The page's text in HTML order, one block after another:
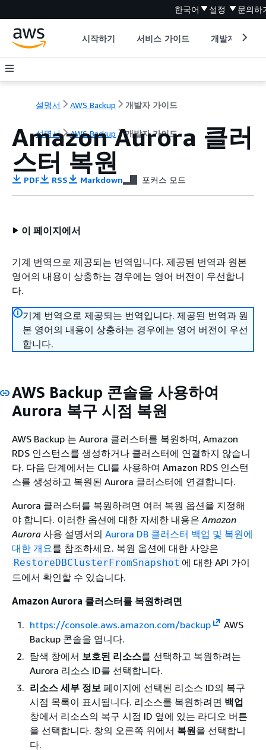
한국어 설정 문의하
시작하기 서비스 가이드 개발자 도구
설명서 AWS Backup 개발자 가이드
설명서 AWS Backup 개발자 가이드
Amazon Aurora 클러
스터 복원
PDF RSS Markdown 포커스 모드
이 페이지에서
기계 번역으로 제공되는 번역입니다. 제공된 번역과 원본
영어의 내용이 상충하는 경우에는 영어 버전이 우선합니
다.
기계 번역으로 제공되는 번역입니다. 제공된 번역과 원
본 영어의 내용이 상충하는 경우에는 영어 버전이 우선
합니다.
AWS Backup 콘솔을 사용하여
Aurora 복구 시점 복원
AWS Backup 는 Aurora 클러스터를 복원하며, Amazon
RDS 인스턴스를 생성하거나 클러스터에 연결하지 않습니
다. 다음 단계에서는 CLI를 사용하여 Amazon RDS 인스턴
스를 생성하고 복원된 Aurora 클러스터에 연결합니다.
Aurora 클러스터를 복원하려면 여러 복원 옵션을 지정해
야 합니다. 이러한 옵션에 대한 자세한 내용은 Amazon
Aurora 사용 설명서의 Aurora DB 클러스터 백업 및 복원에
대한 개요를 참조하세요. 복원 옵션에 대한 사양은
RestoreDBClusterFromSnapshot 에 대한 API 가이
드에서 확인할 수 있습니다.
Amazon Aurora 클러스터를 복원하려면
https://console.aws.amazon.com/backup
AWS
Backup 콘솔을 엽니다.
탐색 창에서 보호된 리소스를 선택하고 복원하려는
Aurora 리소스 ID를 선택합니다.
리소스 세부 정보 페이지에 선택된 리소스 ID의 복구
시점 목록이 표시됩니다. 리소스를 복원하려면 백업
창에서 리소스의 복구 시점 ID 옆에 있는 라디오 버튼
을 선택합니다. 창의 오른쪽 위에서 복원을 선택합니
다.